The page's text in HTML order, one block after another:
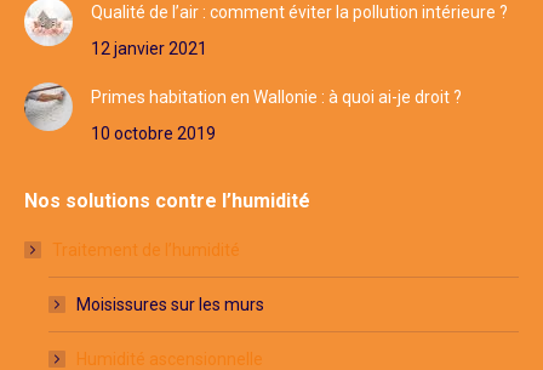
Qualité de l’air : comment éviter la pollution intérieure ?
12 janvier 2021
Primes habitation en Wallonie : à quoi ai-je droit ?
10 octobre 2019
Nos solutions contre l’humidité
Traitement de l’humidité
Moisissures sur les murs
Humidité ascensionnelle